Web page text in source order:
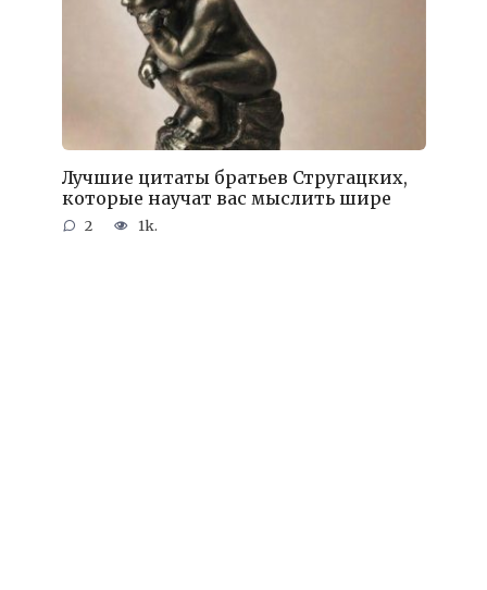
Лучшие цитаты братьев Стругацких,
которые научат вас мыслить шире
2 1k.